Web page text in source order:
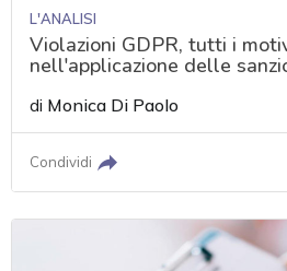
L'ANALISI
Violazioni GDPR, tutti i
nell'applicazione delle
di Monica Di Paolo
Condividi